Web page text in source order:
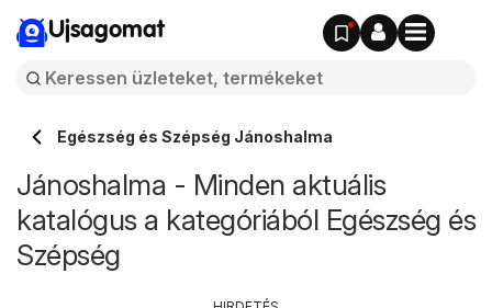
Ujsagomat
Egészség és Szépség Jánoshalma
Jánoshalma - Minden aktuális
katalógus a kategóriából Egészség és
Szépség